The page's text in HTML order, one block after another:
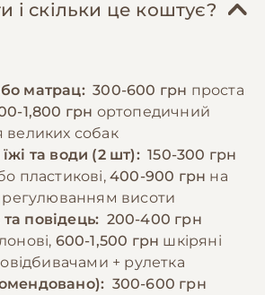
командам з раннього віку,
елементами догляду.
E-PET
Дорослих
розміру та
собаки. Необхідно
доступ до свіжої
за реакцією організму на
зоотовари
E-PET
і скільки це коштує?
матрац: 300-600 грн проста
1,800 грн ортопедичний
великих собак
та води (2 шт): 150-300 грн
пластикові, 400-900 грн на
регулюванням висоти
повідець: 200-400 грн
600-1,500 грн шкіряні
+ рулетка
300-600 грн